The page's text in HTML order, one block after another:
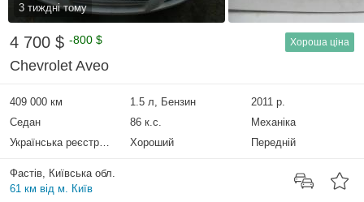
3 тиждні тому
4 700 $ -800 $ Хороша ціна
Chevrolet Aveo
409 000 км 1.5 л, Бензин
2011 р.
Седан
86 к.с.
Механіка
Українська реєстрація
Хороший Передній
Фастів, Київська обл.
61 км від м. Київ